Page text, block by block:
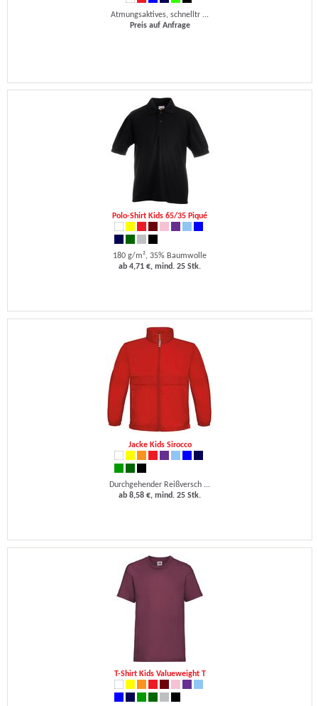
Atmungsaktives, schnelltr ...
Preis auf Anfrage
Polo-Shirt Kids 65/35 Piqué
180 g/m², 35% Baumwolle
ab 4,71 €, mind. 25 Stk.
Jacke Kids Sirocco
Durchgehender Reißversch ...
ab 8,58 €, mind. 25 Stk.
T-Shirt Kids Valueweight T